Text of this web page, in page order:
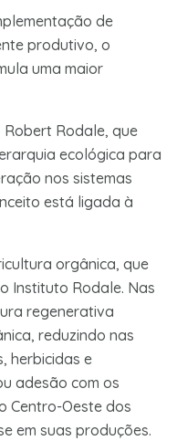
de
produtivo, o
uma maior
Robert Rodale, que
ecológica para
nos sistemas
está ligada à
orgânica, que
Instituto Rodale. Nas
regenerativa
reduzindo nas
herbicidas e
adesão com os
Centro-Oeste dos
em suas produções.